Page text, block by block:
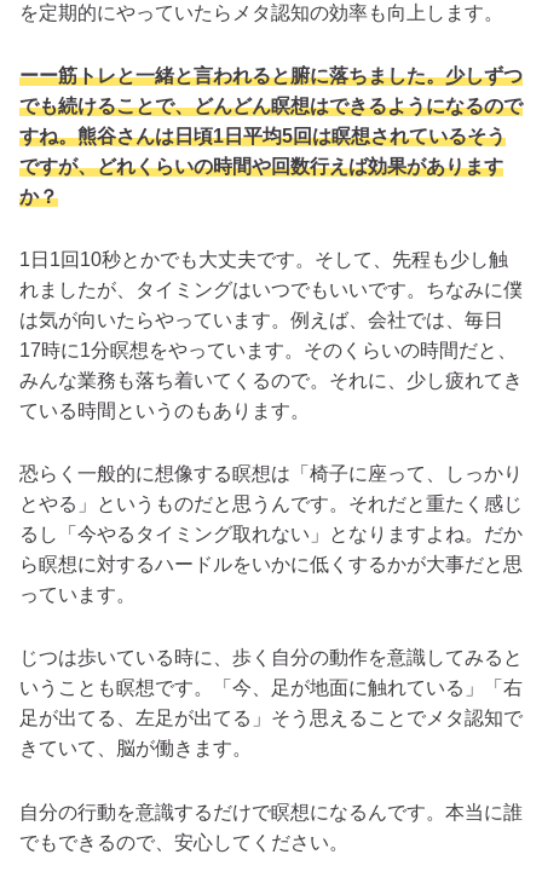
を定期的にやっていたらメタ認知の効率も向上します。
ーー筋トレと一緒と言われると腑に落ちました。少しずつ
でも続けることで、どんどん瞑想はできるようになるので
すね。熊谷さんは日頃1日平均5回は瞑想されているそう
ですが、どれくらいの時間や回数行えば効果があります
か？
1日1回10秒とかでも大丈夫です。そして、先程も少し触
れましたが、タイミングはいつでもいいです。ちなみに僕
は気が向いたらやっています。例えば、会社では、毎日
17時に1分瞑想をやっています。そのくらいの時間だと、
みんな業務も落ち着いてくるので。それに、少し疲れてき
ている時間というのもあります。
恐らく一般的に想像する瞑想は「椅子に座って、しっかり
とやる」というものだと思うんです。それだと重たく感じ
るし「今やるタイミング取れない」となりますよね。だか
ら瞑想に対するハードルをいかに低くするかが大事だと思
っています。
じつは歩いている時に、歩く自分の動作を意識してみると
いうことも瞑想です。「今、足が地面に触れている」「右
足が出てる、左足が出てる」そう思えることでメタ認知で
きていて、脳が働きます。
自分の行動を意識するだけで瞑想になる んです。本当に誰
でもできるので、安心してください。